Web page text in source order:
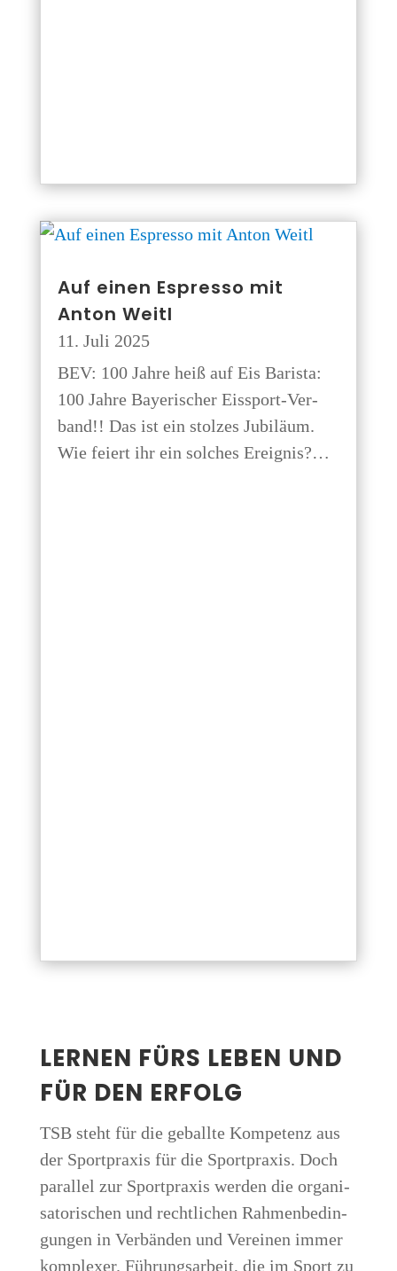
Auf einen Espres­so mit
Anton Weitl
11. Juli 2025
BEV: 100 Jah­re heiß auf Eis Baris­ta:
100 Jah­re Baye­ri­scher Eis­sport-Ver­
band!! Das ist ein stol­zes Jubi­lä­um.
Wie fei­ert ihr ein sol­ches Ereignis?…
LER­NEN FÜRS LEBEN UND
FÜR DEN ERFOLG
TSB steht für die geball­te Kom­pe­tenz aus
der Sport­pra­xis für die Sport­pra­xis. Doch
par­al­lel zur Sport­pra­xis wer­den die orga­ni­
sa­to­ri­schen und recht­li­chen Rah­men­be­din­
gun­gen in Ver­bän­den und Ver­ei­nen immer
kom­ple­xer. Füh­rungs­ar­beit, die im Sport zu